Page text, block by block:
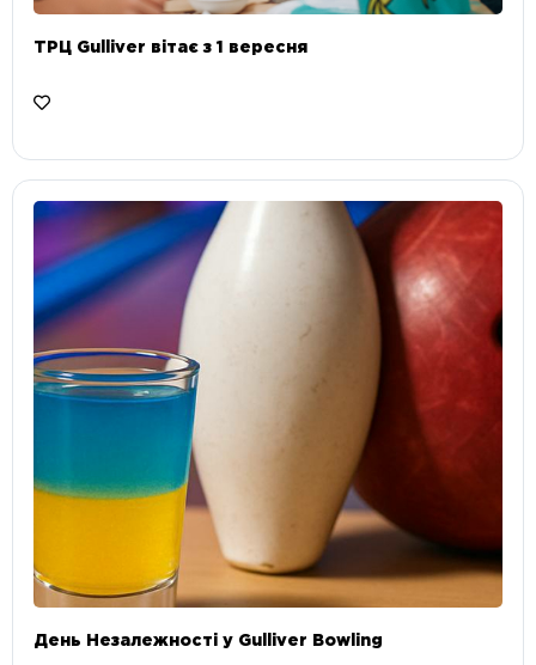
ТРЦ Gulliver вітає з 1 вересня
День Незалежності у Gulliver Bowling